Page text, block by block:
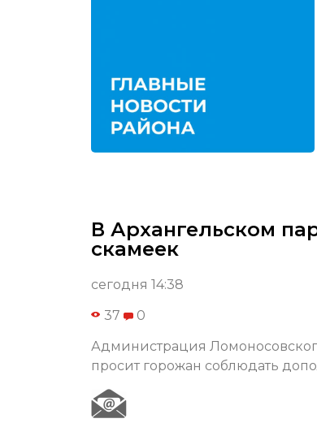
В Архангельском
скамеек
сегодня 14:38
37 0
Администрация
просит горожан соблюдать